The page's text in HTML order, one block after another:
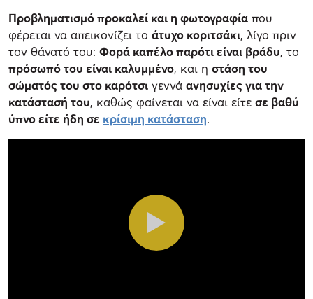
Προβληματισμό προκαλεί και η φωτογραφία που
φέρεται να απεικονίζει το άτυχο κοριτσάκι, λίγο πριν
τον θάνατό του: Φορά καπέλο παρότι είναι βράδυ, το
πρόσωπό του είναι καλυμμένο, και η στάση του
σώματός του στο καρότσι γεννά ανησυχίες για την
κατάστασή του, καθώς φαίνεται να είναι είτε σε βαθύ
ύπνο είτε ήδη σε κρίσιμη κατάσταση.